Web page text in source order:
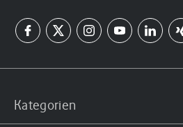
Kategorien